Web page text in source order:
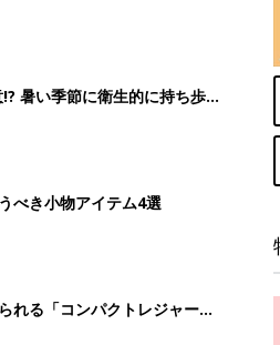
暑い季節に衛生的に持ち歩
べき小物アイテム4選
れる「コンパクトレジャーシ